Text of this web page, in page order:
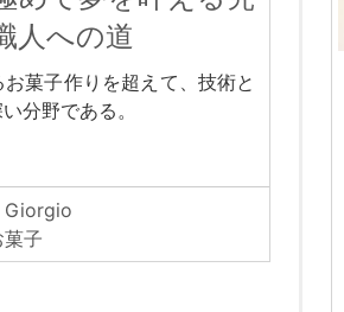
人への道
菓子作りを超えて、技術と
分野である。
Giorgio
菓子